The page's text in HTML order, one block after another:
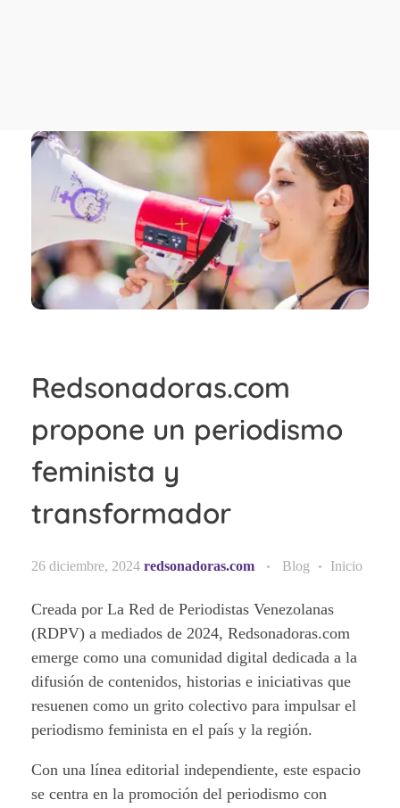
Redsonadoras.com
propone un periodismo
feminista y
transformador
26 diciembre, 2024 redsonadoras.com Blog Inicio
Creada por La Red de Periodistas Venezolanas
(RDPV) a mediados de 2024, Redsonadoras.com
emerge como una comunidad digital dedicada a la
difusión de contenidos, historias e iniciativas que
resuenen como un grito colectivo para impulsar el
periodismo feminista en el país y la región.
Con una línea editorial independiente, este espacio
se centra en la promoción del periodismo con